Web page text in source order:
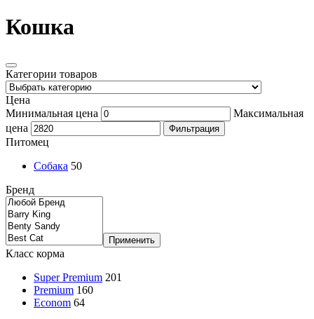
Кошка
Категории товаров
Цена
Минимальная цена
Максимальная
цена
Фильтрация
Питомец
Собака 50
Бренд
Применить
Класс корма
Super Premium 201
Premium 160
Econom 64